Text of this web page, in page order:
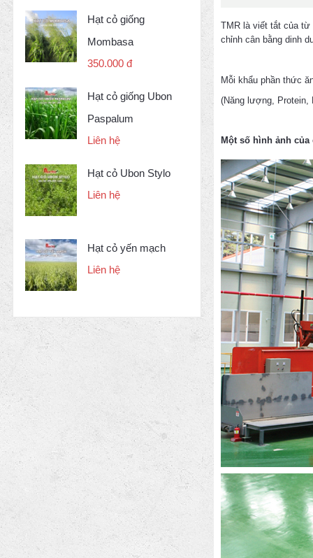
Hạt cỏ giống
Mombasa
350.000 đ
Hạt cỏ giống Ubon
Paspalum
Liên hệ
Hạt cỏ Ubon Stylo
Liên hệ
Hạt cỏ yến mạch
Liên hệ
TMR là viết tắt của từ
chỉnh cân bằng dinh
Mỗi khẩu phần thức
(Năng lượng, Protein,
Một số hình ảnh của